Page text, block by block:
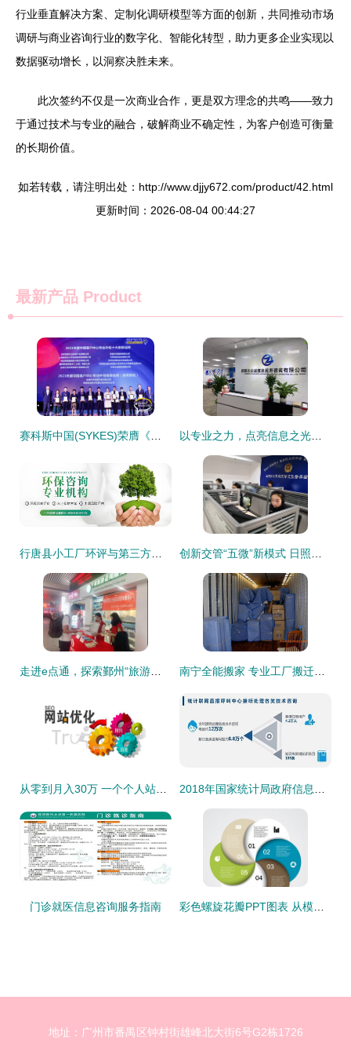
行业垂直解决方案、定制化调研模型等方面的创新，共同推动市场
调研与商业咨询行业的数字化、智能化转型，助力更多企业实现以
数据驱动增长，以洞察决胜未来。
此次签约不仅是一次商业合作，更是双方理念的共鸣——致力
于通过技术与专业的融合，破解商业不确定性，为客户创造可衡量
的长期价值。
如若转载，请注明出处：http://www.djjy672.com/product/42.html
更新时间：2026-08-04 00:44:27
最新产品 Product
赛科斯中国(SYKES)荣膺《客户世界》编辑推荐“2021年度中国客户中心专业外包十大推荐品牌”奖 以专业之力，点亮信息之光——众诚信息服务的价值解析
行唐县小工厂环评与第三方信息咨询服务 中小企业绿色转型的“得力助手” 创新交管“五微”新模式 日照市公安局交警支队打造掌上便民新局面
走进e点通，探索鄞州“旅游服务”新模式——鄞州旅游咨询服务推广周完美收官，内含奖品名单一键查看 南宁全能搬家 专业工厂搬迁一站式服务引领者
从零到月入30万 一个个人站长的SEO逆袭之路与信息咨询服务创业分享 2018年国家统计局政府信息公开工作报告
门诊就医信息咨询服务指南 彩色螺旋花瓣PPT图表 从模板下载到专业应用指南
地址：广州市番禺区钟村街雄峰北大街6号G2栋1726